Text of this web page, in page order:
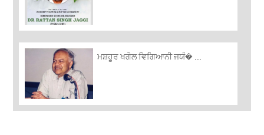
ਮਸ਼ਹੂਰ ਖਗੋਲ ਵਿਗਿਆਨੀ ਜਯੰ� ...